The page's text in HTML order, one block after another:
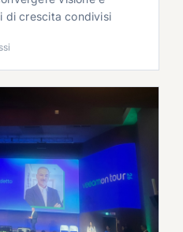
di crescita condivisi